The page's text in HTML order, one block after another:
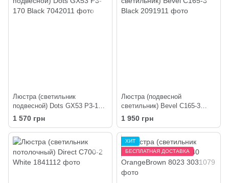
Люстра (светильник
подвесной) Dots GX53 P3-170
Black
1 570 грн
Люстра (подвесной
светильник) Bevel C165-3
Black
1 950 грн
ХИТ
БЕСПЛАТНАЯ ДОСТАВКА